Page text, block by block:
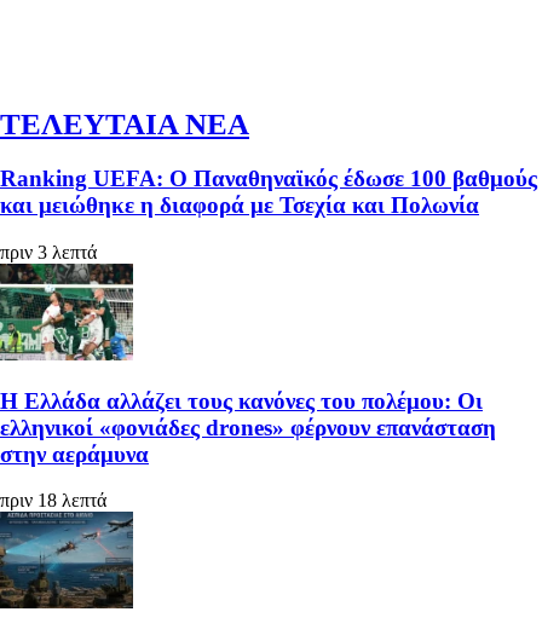
ΤΕΛΕΥΤΑΙΑ ΝΕΑ
Ranking UEFA: Ο Παναθηναϊκός έδωσε 100 βαθμούς
και μειώθηκε η διαφορά με Τσεχία και Πολωνία
πριν 3 λεπτά
Η Ελλάδα αλλάζει τους κανόνες του πολέμου: Οι
ελληνικοί «φονιάδες drones» φέρνουν επανάσταση
στην αεράμυνα
πριν 18 λεπτά